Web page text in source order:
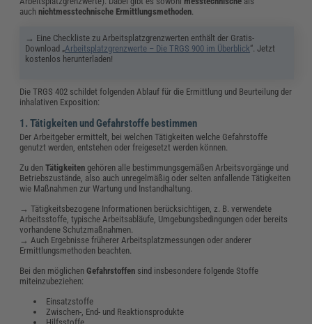
auchnichtmesstechnische Ermittlungsmethoden
→ Eine Checkliste zu Arbeitsplatzgrenzwerten enthält der Gratis-
Download „Arbeitsplatzgrenzwerte – Die TRGS 900 im Überblick“. Jetzt
kostenlos herunterladen!
Die TRGS 402 schildet folgenden Ablauf für die Ermittlung und Beurteilung der
inhalativen Exposition:
1. Tätigkeiten und Gefahrstoffe bestimmen
Der Arbeitgeber ermittelt, bei welchen Tätigkeiten welche Gefahrstoffe
genutzt werden, entstehen oder freigesetzt werden können.
Zu denTätigkeiten gehören alle bestimmungsgemäßen Arbeitsvorgänge und
Betriebszustände, also auch unregelmäßig oder selten anfallende Tätigkeiten
wie Maßnahmen zur Wartung und Instandhaltung.
→ Tätigkeitsbezogene Informationen berücksichtigen, z. B. verwendete
Arbeitsstoffe, typische Arbeitsabläufe, Umgebungsbedingungen oder bereits
vorhandene Schutzmaßnahmen.
→ Auch Ergebnisse früherer Arbeitsplatzmessungen oder anderer
Ermittlungsmethoden beachten.
Bei den möglichenGefahrstoffen sind insbesondere folgende Stoffe
miteinzubeziehen:
Einsatzstoffe
Zwischen-, End- und Reaktionsprodukte